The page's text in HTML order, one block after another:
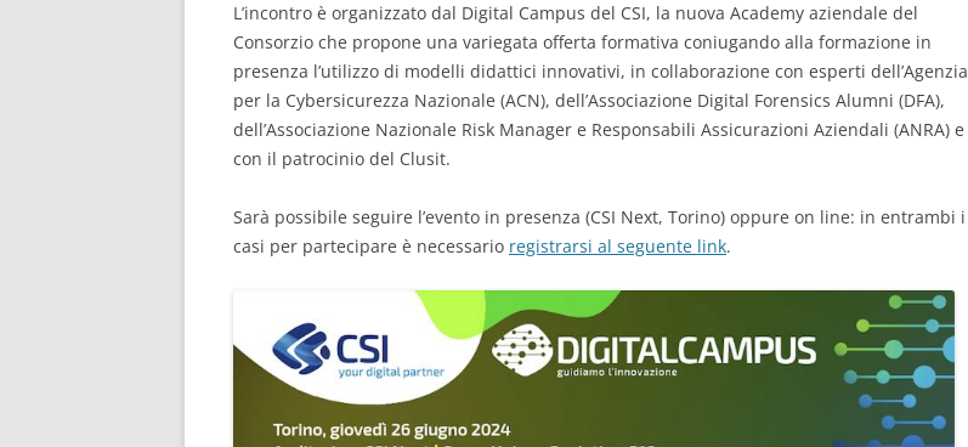
L’incontro è organizzato dal Digital Campus del CSI, la nuova Academy aziendale del
Consorzio che propone una variegata offerta formativa coniugando alla formazione in
presenza l’utilizzo di modelli didattici innovativi, in collaborazione con esperti dell’Agenzia
per la Cybersicurezza Nazionale (ACN), dell’Associazione Digital Forensics Alumni (DFA),
dell’Associazione Nazionale Risk Manager e Responsabili Assicurazioni Aziendali (ANRA) e
con il patrocinio del Clusit.
Sarà possibile seguire l’evento in presenza (CSI Next, Torino) oppure on line: in entrambi i
casi per partecipare è necessario registrarsi al seguente link.